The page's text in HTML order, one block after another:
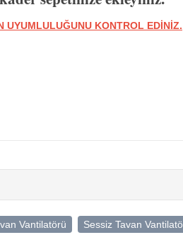
UYUMLULUĞUNU KONTROL EDİNİZ.
Vantilatörü Sessiz Tavan